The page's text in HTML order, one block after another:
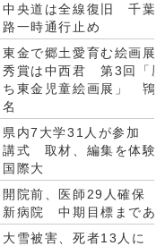
中央道は全線復旧 千葉
路一時通行止め
東金で郷土愛育む絵画
秀賞は中西君 第3回「
ち東金児童絵画展」
名
県内7大学31人が参加
講式 取材、編集を体
国際大
開院前、医師29人確保
新病院 中期目標まであ
大雪被害、死者13人に